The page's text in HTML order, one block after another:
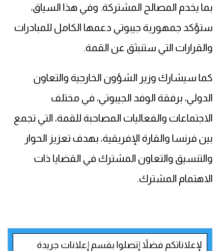
بما يخدم المصالح المشتركة. وفي هذا السياق،
ستؤكد جمهورية جيبوتي دعمها الكامل للمبادرات
والقرارات التي ستنبثق عن القمة.
كما سيشارك وزير الشؤون الخارجية والتعاون
الدولي، برفقة الوفد الجيبوتي، في مختلف
الاجتماعات والفعاليات المصاحبة للقمة، التي تجمع
بين فرنسا والقارة الإفريقية، بهدف تعزيز الحوار
والتنسيق والتعاون المشترك في القضايا ذات
الاهتمام المشترك.
لإعلاناتكم فضلاً إتصلوا بقسم إعلانات جريدة